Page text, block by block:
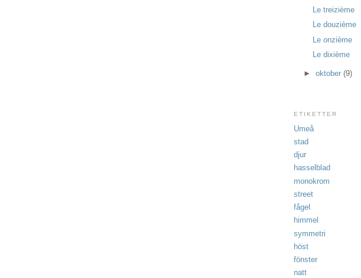
Le treizième
Le douzième
Le onzième
Le dixième
► oktober (9)
ETIKETTER
Umeå
stad
djur
hasselblad
monokrom
street
fågel
himmel
symmetri
höst
fönster
natt